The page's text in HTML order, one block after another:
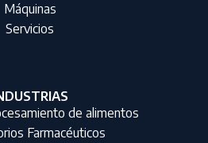
Máquinas
Servicios
de alimentos
Farmacéuticos